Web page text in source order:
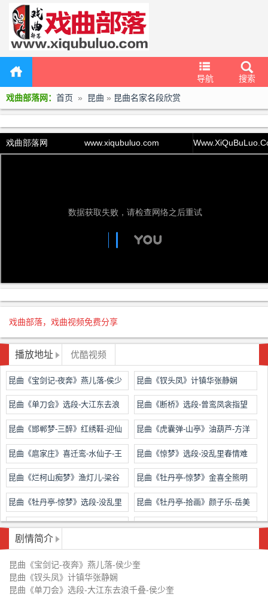
导航
搜索
戏曲部落网： 首页 » 昆曲 » 昆曲名家名段欣赏
戏曲部落，戏曲视频免费分享
播放地址 优酷视频
昆曲《宝剑记-夜奔》燕儿落-侯少
奎
昆曲《钗头凤》计镇华张静娴
昆曲《单刀会》选段-大江东去浪
千叠-侯少奎
昆曲《断桥》选段-曾鸾凤衾指望
交鸳颈-梅兰芳
昆曲《邯郸梦-三醉》红绣鞋-迎仙
客-岳美缇
昆曲《虎囊弹-山亭》油葫芦-方洋
刘异龙
昆曲《扈家庄》喜迁鸾-水仙子-王
芝泉
昆曲《惊梦》选段-没乱里春情难
遣-洪雪飞
昆曲《烂柯山痴梦》渔灯儿-梁谷
音
昆曲《牡丹亭-惊梦》金喜全熊明
霞
昆曲《牡丹亭-惊梦》选段-没乱里
春情难遣-杨春霞
昆曲《牡丹亭-拾画》颜子乐-岳美
缇
昆曲《牡丹亭-寻梦》品令-叶儿黄-
张洵澎
昆曲《牡丹亭-游园》步步娇-醉扶
昆曲《牡丹亭-游园》皂罗袍-好姐
姐-钱熠甘春蔚
昆曲《孽海记-思凡》风吹荷叶煞-
倪泓
昆曲《孽海记-下山》赏宫花-刘异
龙
剧情简介
昆曲《宝剑记-夜奔》燕儿落-侯少奎
昆曲《钗头凤》计镇华张静娴
昆曲《单刀会》选段-大江东去浪千叠-侯少奎